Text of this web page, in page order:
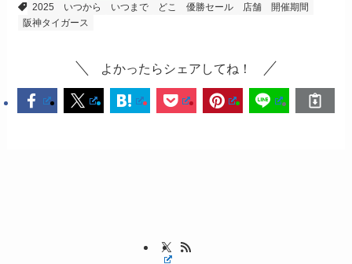
2025
いつから いつまで どこ 優勝セール 店舗
開催期間
阪神タイガース
よかったらシェアしてね！